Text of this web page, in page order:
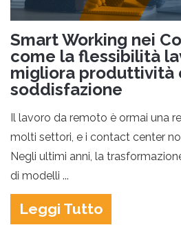
Smart Working nei
come la flessibilità
migliora produttività
soddisfazione
Il lavoro da remoto è ormai una
molti settori, e i contact center
Negli ultimi anni, la
di modelli ...
Leggi Tutto